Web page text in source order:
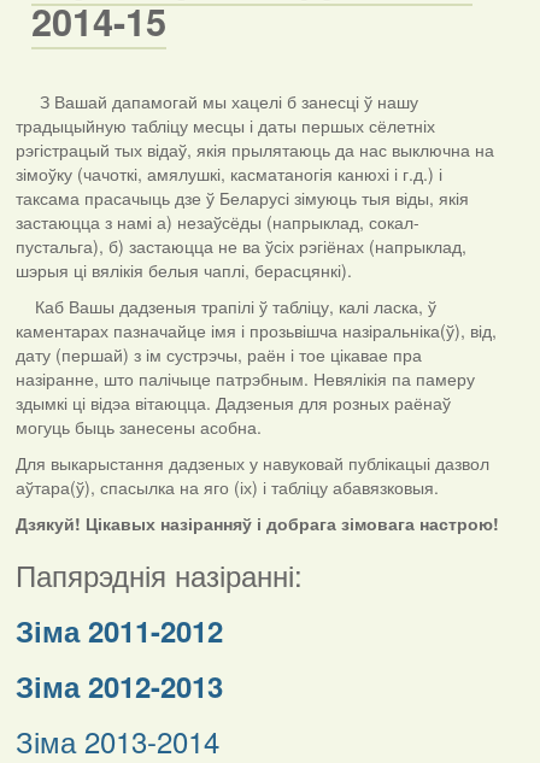
2014-15
З Вашай дапамогай мы хацелі б занесці ў нашу
традыцыйную табліцу месцы і даты першых сёлетніх
рэгістрацый тых відаў, якія прылятаюць да нас выключна на
зімоўку (чачоткі, амялушкі, касматаногія канюхі і г.д.) і
таксама прасачыць дзе ў Беларусі зімуюць тыя віды, якія
застаюцца з намі а) незаўсёды (напрыклад, сокал-
пустальга), б) застаюцца не ва ўсіх рэгіёнах (напрыклад,
шэрыя ці вялікія белыя чаплі, берасцянкі).
Каб Вашы дадзеныя трапілі ў табліцу, калі ласка, ў
каментарах пазначайце імя і прозьвішча назіральніка(ў), від,
дату (першай) з ім сустрэчы, раён і тое цікавае пра
назіранне, што палічыце патрэбным. Невялікія па памеру
здымкі ці відэа вітаюцца. Дадзеныя для розных раёнаў
могуць быць занесены асобна.
Для выкарыстання дадзеных у навуковай публікацыі дазвол
аўтара(ў), спасылка на яго (іх) і табліцу абавязковыя.
Дзякуй! Цікавых назіранняў і добрага зімовага настрою!
Папярэднія назіранні:
Зіма 2011-2012
Зіма 2012-2013
Зіма 2013-2014